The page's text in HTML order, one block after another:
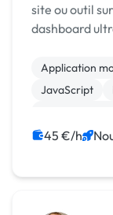
site ou outil
dashboard
Application
JavaScript
Création de
45 €/h